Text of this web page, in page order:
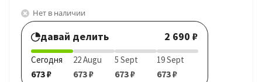
Нет в наличии
давай делить 2 690 ₽
Сегодня
673 ₽
22 Augu
673 ₽
5 Sept
673 ₽
19 Sept
673 ₽